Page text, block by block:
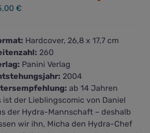
€
Hardcover, 26,8 x 17,7 cm
260
Panini Verlag
2004
ab 14 Jahren
ist der Lieblingscomic von Daniel
der Hydra-Mannschaft – deshalb
wir ihn, Micha den Hydra-Chef